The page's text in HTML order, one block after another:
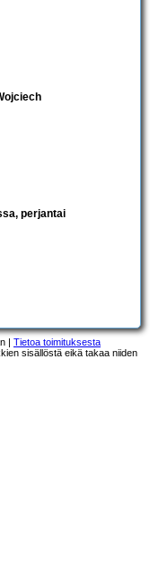
perjantai
| Tietoa toimituksesta
sisällöstä eikä takaa niiden